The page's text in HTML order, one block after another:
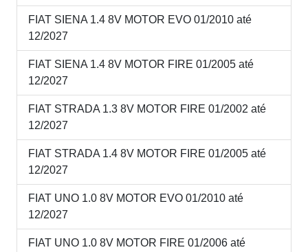
FIAT SIENA 1.4 8V MOTOR EVO 01/2010 até
12/2027
FIAT SIENA 1.4 8V MOTOR FIRE 01/2005 até
12/2027
FIAT STRADA 1.3 8V MOTOR FIRE 01/2002 até
12/2027
FIAT STRADA 1.4 8V MOTOR FIRE 01/2005 até
12/2027
FIAT UNO 1.0 8V MOTOR EVO 01/2010 até
12/2027
FIAT UNO 1.0 8V MOTOR FIRE 01/2006 até